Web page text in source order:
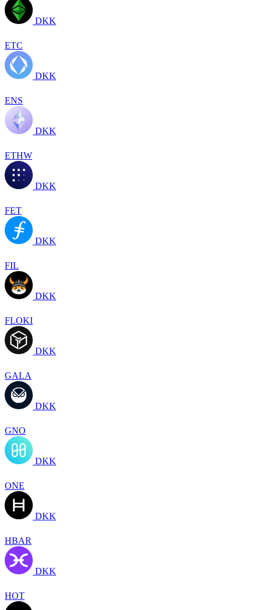
DKK
ETC
DKK
ENS
DKK
ETHW
DKK
FET
DKK
FIL
DKK
FLOKI
DKK
GALA
DKK
GNO
DKK
ONE
DKK
HBAR
DKK
HOT